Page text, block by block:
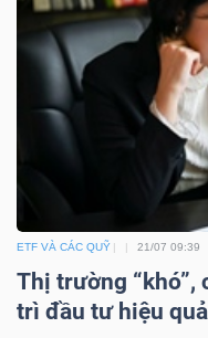
ETF VÀ CÁC QUỸ 21/07 09:39
Thị trường “khó”,
trì đầu tư hiệu quả